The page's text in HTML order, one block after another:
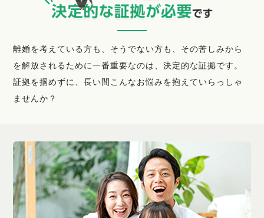
離婚を考えている方も、そうでない方も、その苦しみから
を解放されるために一番重要なのは、決定的な証拠です。
証拠を掴めずに、長い間こんなお悩みを抱えていらっしゃ
ませんか？